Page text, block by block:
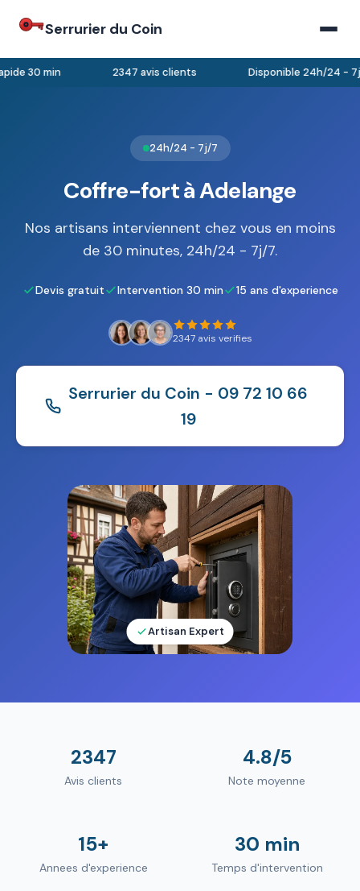
Serrurier du Coin
30 min 2347 avis clients Disponible 24h/24 - 7j/
24h/24 - 7j/7
Coffre-fort à Adelange
Nos artisans interviennent chez vous en moins
de 30 minutes, 24h/24 - 7j/7.
Devis gratuit Intervention 30 min 15 ans d'experience
2347 avis verifies
Serrurier du Coin - 09 72 10 66
19
Artisan Expert
2347
Avis clients
4.8/5
Note moyenne
15+
Annees d'experience
30 min
Temps d'intervention